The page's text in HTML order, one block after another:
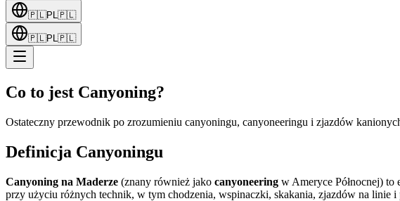
🇵🇱PL🇵🇱
🇵🇱PL🇵🇱
Co to jest Canyoning?
Ostateczny przewodnik po zrozumieniu canyoningu, canyoneeringu i zjazdów
Definicja Canyoningu
Canyoning na Maderze (znany również jako canyoneering w Ameryce Północnej)
przy użyciu różnych technik, w tym chodzenia, wspinaczki, skakania, zjazdów na linie i